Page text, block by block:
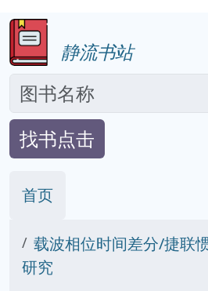
静流书站
找书点击
首页
载波相位时间差分/捷联
研究